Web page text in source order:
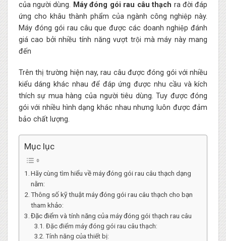
của người dùng. Máy đóng gói rau câu thạch ra đời đáp
ứng cho khâu thành phẩm của ngành công nghiệp này.
Máy đóng gói rau câu que được các doanh nghiệp đánh
giá cao bởi nhiều tính năng vượt trội mà máy này mang
đến
Trên thị trường hiện nay, rau câu được đóng gói với nhiều
kiểu dáng khác nhau để đáp ứng được nhu cầu và kích
thích sự mua hàng của người tiêu dùng. Tuy được đóng
gói với nhiều hình dạng khác nhau nhưng luôn được đảm
bảo chất lượng.
Mục lục
Hãy cùng tìm hiểu về máy đóng gói rau câu thạch dạng
nằm:
Thông số kỹ thuật máy đóng gói rau câu thạch cho bạn
tham khảo:
Đặc điểm và tính năng của máy đóng gói thạch rau câu
Đặc điểm máy đóng gói rau câu thạch:
Tính năng của thiết bị: